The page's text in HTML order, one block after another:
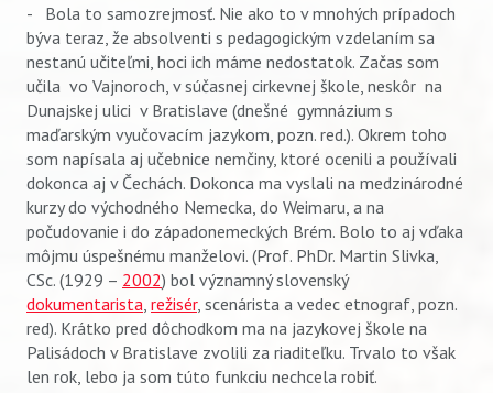
Vyhľadávanie
- Bola to samozrejmosť. Nie ako to v mnohých prípadoch
býva teraz, že absolventi s pedagogickým vzdelaním sa
nestanú učiteľmi, hoci ich máme nedostatok. Začas som
učila vo Vajnoroch, v súčasnej cirkevnej škole, neskôr na
Dunajskej ulici v Bratislave (dnešné gymnázium s
maďarským vyučovacím jazykom, pozn. red.). Okrem toho
som napísala aj učebnice nemčiny, ktoré ocenili a používali
dokonca aj v Čechách. Dokonca ma vyslali na medzinárodné
kurzy do východného Nemecka, do Weimaru, a na
počudovanie i do západonemeckých Brém. Bolo to aj vďaka
môjmu úspešnému manželovi. (Prof. PhDr. Martin Slivka,
CSc. (1929 – 2002) bol významný slovenský
dokumentarista režisér, scenárista a vedec etnograf, pozn.
red). Krátko pred dôchodkom ma na jazykovej škole na
Palisádoch v Bratislave zvolili za riaditeľku. Trvalo to však
len rok, lebo ja som túto funkciu nechcela robiť.